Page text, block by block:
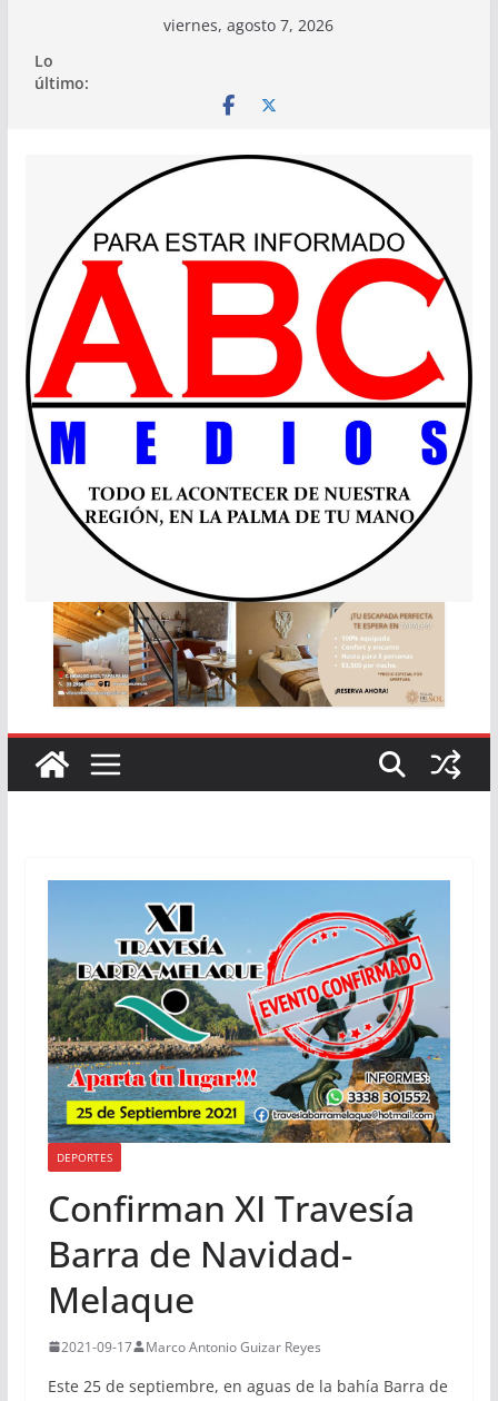
contenido
viernes, agosto 7, 2026
Lo
último:
DEPORTES
Confirman XI Travesía
Barra de Navidad-
Melaque
2021-09-17 Marco Antonio Guizar Reyes
Este 25 de septiembre, en aguas de la bahía Barra de